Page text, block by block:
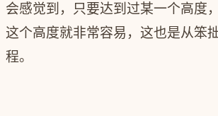
会感觉到，只要达到过某一个高度
这个高度就非常容易，这也是从笨
程。